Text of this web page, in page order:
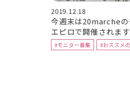
2019.12.18
今週末は20marche
エピロで開催されます
#モニター募集 #おススメ